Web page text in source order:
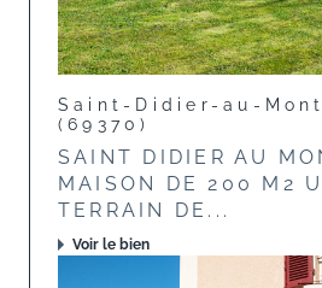
Saint-Didier-au-
(69370)
SAINT DIDIER AU
MAISON DE 200 M2
TERRAIN DE...
Voir le bien